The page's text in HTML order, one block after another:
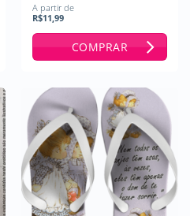
A partir de
R$11,99
COMPRAR